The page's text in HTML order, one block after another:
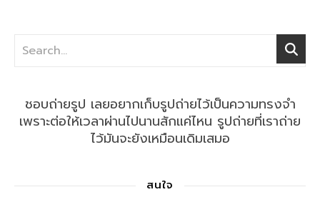
ชอบถ่ายรูป เลยอยากเก็บรูปถ่ายไว้เป็นความทรงจำ
เพราะต่อให้เวลาผ่านไปนานสักแค่ไหน รูปถ่ายที่เราถ่าย
ไว้มันจะยังเหมือนเดิมเสมอ
สนใจ